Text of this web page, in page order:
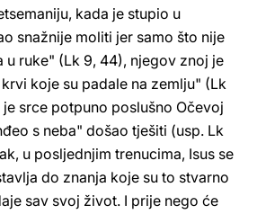
kada je stupio u
snažnije moliti jer samo što nije
u ruke" (Lk 9, 44), njegov znoj je
koje su padale na zemlju" (Lk
srce potpuno poslušno Očevoj
s neba" došao tješiti (usp. Lk
u posljednjim trenucima, Isus se
do znanja koje su to stvarno
sav svoj život. I prije nego će